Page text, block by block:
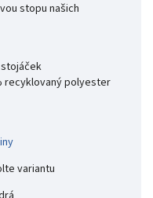
stopu našich
recyklovaný polyester
variantu